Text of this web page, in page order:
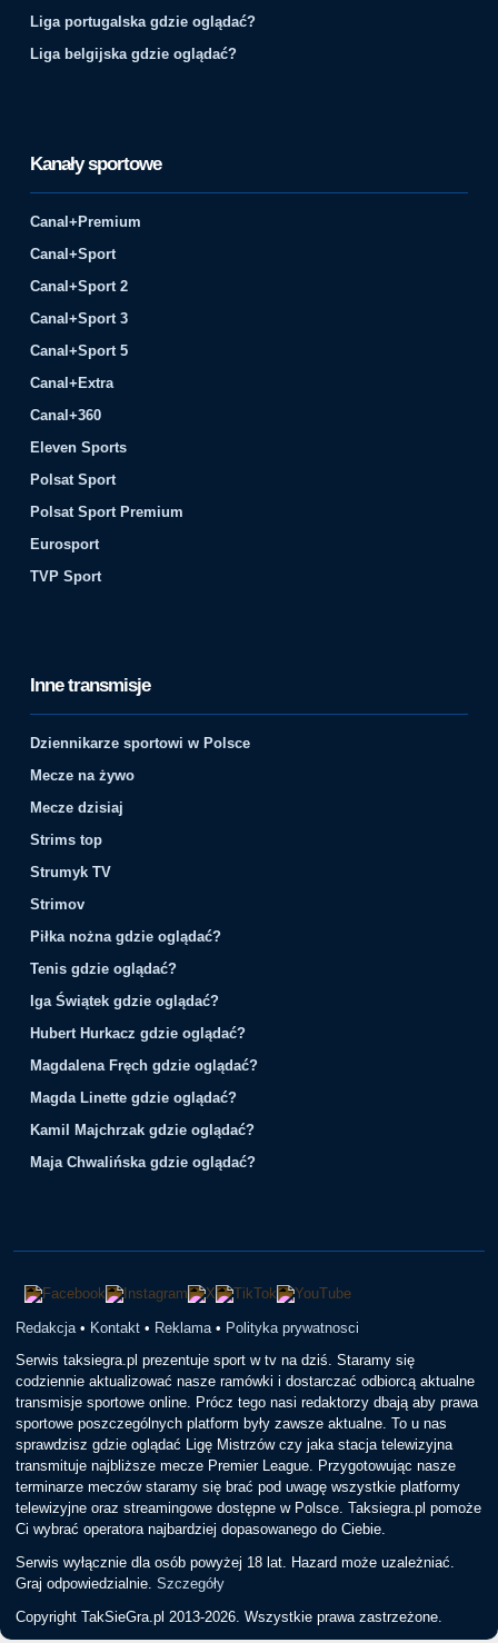
Liga portugalska gdzie oglądać?
Liga belgijska gdzie oglądać?
Kanały sportowe
Canal+Premium
Canal+Sport
Canal+Sport 2
Canal+Sport 3
Canal+Sport 5
Canal+Extra
Canal+360
Eleven Sports
Polsat Sport
Polsat Sport Premium
Eurosport
TVP Sport
Inne transmisje
Dziennikarze sportowi w Polsce
Mecze na żywo
Mecze dzisiaj
Strims top
Strumyk TV
Strimov
Piłka nożna gdzie oglądać?
Tenis gdzie oglądać?
Iga Świątek gdzie oglądać?
Hubert Hurkacz gdzie oglądać?
Magdalena Fręch gdzie oglądać?
Magda Linette gdzie oglądać?
Kamil Majchrzak gdzie oglądać?
Maja Chwalińska gdzie oglądać?
Redakcja • Kontakt • Reklama • Polityka prywatnosci
Serwis taksiegra.pl prezentuje sport w tv na dziś. Staramy się
codziennie aktualizować nasze ramówki i dostarczać odbiorcą aktualne
transmisje sportowe online. Prócz tego nasi redaktorzy dbają aby prawa
sportowe poszczególnych platform były zawsze aktualne. To u nas
sprawdzisz gdzie oglądać Ligę Mistrzów czy jaka stacja telewizyjna
transmituje najbliższe mecze Premier League. Przygotowując nasze
terminarze meczów staramy się brać pod uwagę wszystkie platformy
telewizyjne oraz streamingowe dostępne w Polsce. Taksiegra.pl pomoże
Ci wybrać operatora najbardziej dopasowanego do Ciebie.
Serwis wyłącznie dla osób powyżej 18 lat. Hazard może uzależniać.
Graj odpowiedzialnie.Szczegóły
Copyright TakSieGra.pl 2013-2026. Wszystkie prawa zastrzeżone.